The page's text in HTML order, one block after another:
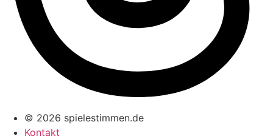
© 2026 spielestimmen.de
Kontakt